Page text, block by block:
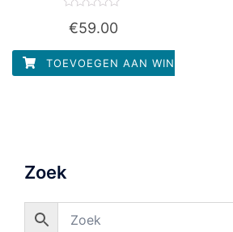
0
5
€59.00
TOEVOEGEN AAN WINKELWAGEN
Zoek